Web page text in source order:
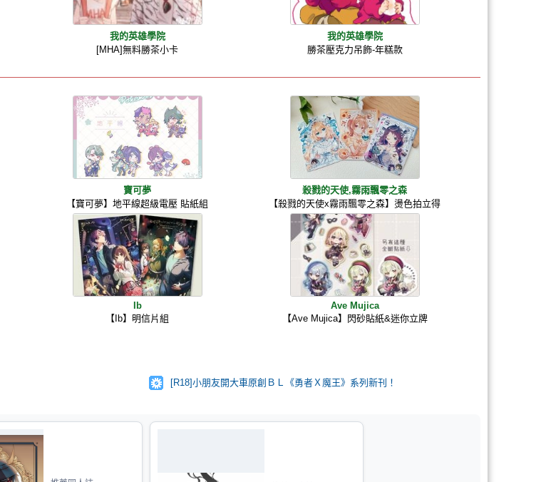
我的英雄學院
[MHA]無料勝茶小卡
我的英雄學院
勝茶壓克力吊飾-年糕款
寶可夢
【寶可夢】地平線超級電壓 貼紙組
殺戮的天使,霧雨飄零之森
【殺戮的天使x霧雨飄零之森】燙色拍立得
Ib
【Ib】明信片組
Ave Mujica
【Ave Mujica】閃砂貼紙&迷你立牌
[R18]小朋友開大車原創ＢＬ《勇者Ｘ魔王》系列新刊！